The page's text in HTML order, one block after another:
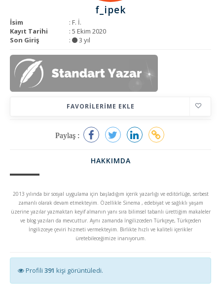
KURUMSAL
f_ipek
İsim
: F. İ.
Kayıt Tarihi
: 5 Ekim 2020
Son Giriş
: 3 yıl
FAVORILERIME EKLE
Paylaş :
HAKKIMDA
2013 yılında bir sosyal uygulama için başladığım içerik yazarlığı ve editörlüğe, serbest
zamanlı olarak devam etmekteyim. Özellikle Sinema , edebiyat ve sağlıklı yaşam
üzerine yazılar yazmaktan keyif almanın yanı sıra bilimsel tabanlı ürettiğim makaleler
ve blog yazıları da mevcuttur. Aynı zamanda İngilizceden Türkçeye, Türkçeden
İngilizceye çeviri hizmeti vermekteyim. Birlikte hızlı ve kaliteli içerikler
üretebileceğimize inanıyorum.
Profili 391 kişi görüntüledi.